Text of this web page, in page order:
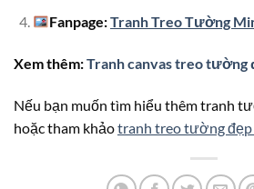
Fanpage:Tranh Treo Tường
Xem thêm:Tranh canvas treo tường
Nếu bạn muốn tìm hiểu thêm tranh
hoặc tham khảotranh treo tường